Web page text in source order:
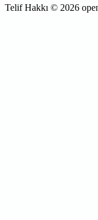
Telif Hakkı © 2026